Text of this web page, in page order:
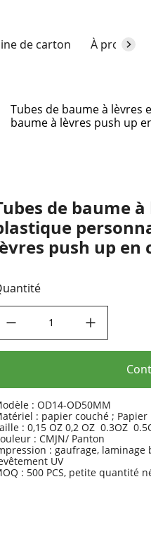
de carton À propos
Tubes de baume à lèvres
baume à lèvres push up
de baume
push up en
: OD14-OD50MM
: papier couché ;
: 0,15 OZ 0,2 OZ 0.3OZ
: CMJN/ Panton
: gaufrage,
UV
: 500 PCS, petite quantité